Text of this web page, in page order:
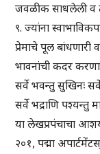
जवळीक साधलेली व
९. ज्यांना
प्रेमाचे पूल
भावनांची कदर
सर्वे भवन्तु सुखिनः
सर्वे भद्राणि पश्यन्तु
या लेखप्रपंचाचा
२०१, पद्मा